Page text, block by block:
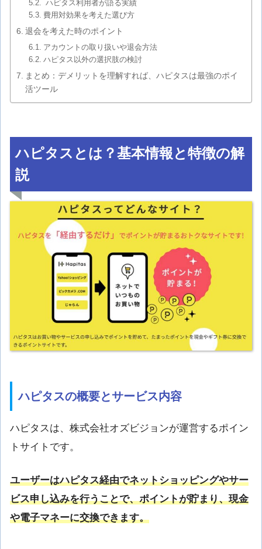
ハピタス利用者が語る実績
費用対効果を考えた選び方
退会を考えた時のポイント
アカウントの取り扱いや退会方法
ハピタス以外の選択肢の検討
まとめ：デメリットを理解すれば、ハピタスは最強のポイ
活ツール
ハピタスとは？基本情報と特徴の解
説
ハピタスの概要とサービス内容
ハピタスは、株式会社オズビジョンが運営するポイン
トサイトです。
ユーザーはハピタス経由でネットショッピングやサー
ビス申し込みを行うことで、ポイントが貯まり、現金
や電子マネーに交換できます。